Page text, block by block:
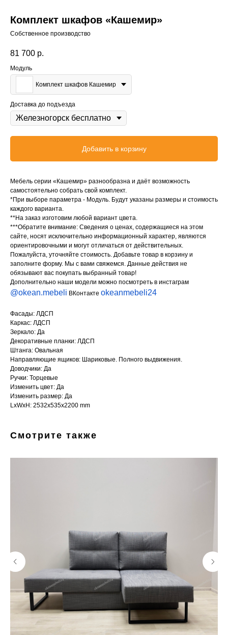
Комплект шкафов «Кашемир»
Собственное производство
81 700 р.
Модуль
Комплект шкафов Кашемир
Доставка до подъезда
Добавить в корзину
Мебель серии «Кашемир» разнообразна и даёт возможность
самостоятельно собрать свой комплект.
*При выборе параметра - Модуль. Будут указаны размеры и стоимость
каждого варианта.
**На заказ изготовим любой вариант цвета.
***Обратите внимание: Сведения о ценах, содержащиеся на этом
сайте, носят исключительно информационный характер, являются
ориентировочными и могут отличаться от действительных.
Пожалуйста, уточняйте стоимость. Добавьте товар в корзину и
заполните форму. Мы с вами свяжемся. Данные действия не
обязывают вас покупать выбранный товар!
Дополнительно наши модели можно посмотреть в инстаграм
@okean.mebeli ВКонтакте okeanmebeli24
Фасады: ЛДСП
Каркас: ЛДСП
Зеркало: Да
Декоративные планки: ЛДСП
Штанга: Овальная
Направляющие ящиков: Шариковые. Полного выдвижения.
Доводчики: Да
Ручки: Торцевые
Изменить цвет: Да
Изменить размер: Да
LxWxH: 2532x535x2200 mm
Смотрите также